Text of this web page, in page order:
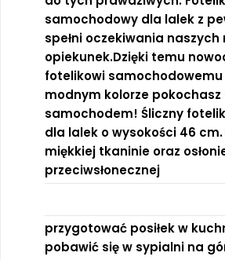
samochodowy dla lalek z
spełni oczekiwania naszych
opiekunek.Dzięki temu
fotelikowi
modnym kolorze pokochasz
samochodem! Śliczny
dla lalek o wysokości 46 cm.
miękkiej tkaninie oraz
przeciwsłonecznej
przygotować posiłek w
pobawić się w sypialni na